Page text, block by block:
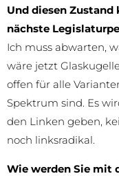
Und diesen Zustand
nächste
Ich muss abwarten,
wäre jetzt
offen für alle
Spektrum sind. Es
den Linken geben,
noch linksradikal.
Wie werden Sie mit